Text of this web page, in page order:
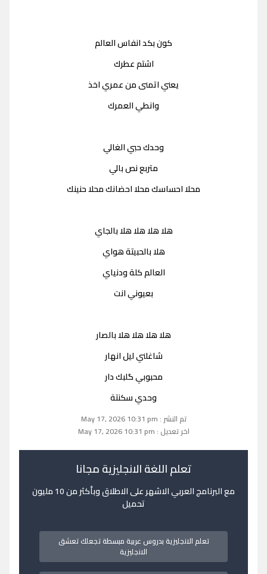
كون بكد انفاس العالم
اشتم عطرك
يعني اتمنى من عمري اخذ
وانطي العمرك
وحدك حبي الغالي
متربع نص بالي
محلا احساسك محلا احضانك محلا حنينك
هلا هلا هلا هلا بالجاي
هلا بالحبيتة هواي
العالم كلة ودنياي
بعيوني انت
هلا هلا هلا هلا بالصار
شاغلني ليل انهار
محبوبي گلبك دار
وحدي سكنتة
تم النشر : May 17, 2026 10:31 pm
اخر تعديل : May 17, 2026 10:31 pm
تعلم اللغة الانجليزية مجانا
مع البرنامج العربي الاشهر على الاطلاق وبأكثر من 10 مليون
تحميل
تعلم الانجليزية بدروس عربية مبسطة تجعلك تعشق
الانجليزية